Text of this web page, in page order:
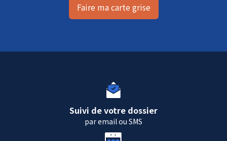
Faire ma carte grise
Suivi de votre dossier
par email ou SMS